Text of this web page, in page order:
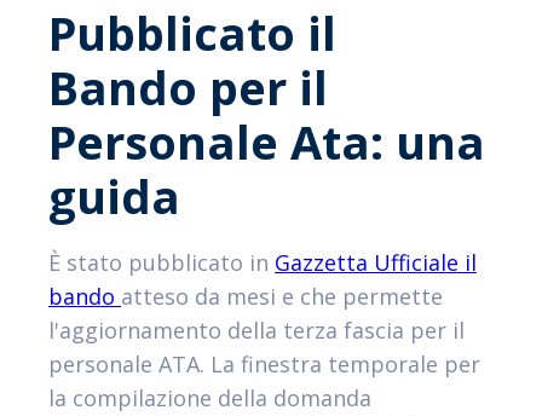
Pubblicato il
Bando per il
Personale Ata: una
guida
È stato pubblicato in Gazzetta Ufficiale il
bando atteso da mesi e che permette
l'aggiornamento della terza fascia per il
personale ATA. La finestra temporale per
la compilazione della domanda